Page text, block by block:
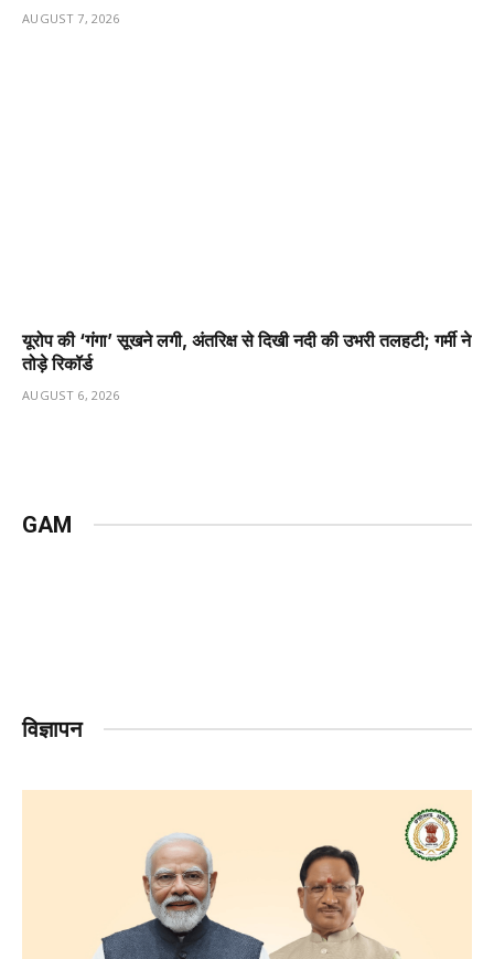
AUGUST 7, 2026
यूरोप की ‘गंगा’ सूखने लगी, अंतरिक्ष से दिखी नदी की उभरी तलहटी; गर्मी ने
तोड़े रिकॉर्ड
AUGUST 6, 2026
GAM
विज्ञापन